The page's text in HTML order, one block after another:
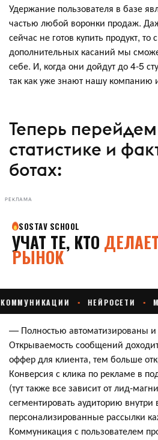
Удержание пользователя в базе
частью любой воронки продаж.
сейчас не готов купить продукт,
дополнительных касаний мы
себе. И, когда они дойдут до 4-5
так как уже знают нашу компанию
Теперь
статистике и
ботах:
РЕКЛАМА
— Полностью автоматизированы
Открываемость сообщений
оффер для клиента, тем больше
Конверсия с клика по рекламе в
(тут также все зависит от лид-
сегментировать аудиторию внутри
персонализированные рассылки
Коммуникация с пользователем